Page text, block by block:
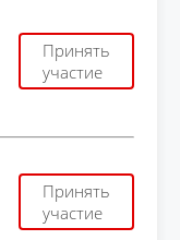
Принять
участие
Принять
участие